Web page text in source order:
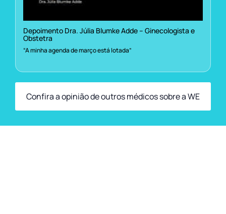
Depoimento Dra. Júlia Blumke Adde – Ginecologista e
Obstetra
“A minha agenda de março está lotada”
Confira a opinião de outros médicos sobre a WE